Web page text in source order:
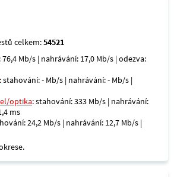
celkem:54521
Mb/s | nahrávání: 17,0 Mb/s | odezva:
: stahování: - Mb/s | nahrávání: - Mb/s |
optika: stahování: 333 Mb/s | nahrávání:
ms
24,2 Mb/s | nahrávání: 12,7 Mb/s |